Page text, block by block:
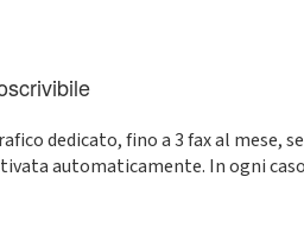
dedicato, fino a 3 fax al mese,
automaticamente. In ogni